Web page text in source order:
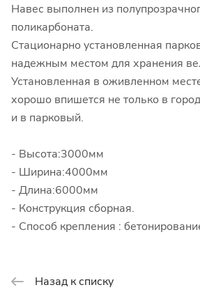
Навес выполнен из
поликарбоната.
Стационарно установленная
надежным местом для хранения
Установленная в оживленном
хорошо впишется не только в
и в парковый.
- Высота:3000мм
- Ширина:4000мм
- Длина:6000мм
- Конструкция сборная.
- Способ крепления :
Назад к списку